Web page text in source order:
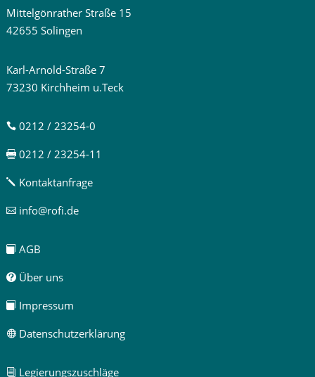
Mittelgönrather Straße 15
42655 Solingen
Karl-Arnold-Straße 7
73230 Kirchheim u.Teck
0212 / 23254-0
0212 / 23254-11
j Kontaktanfrage
info@rofi.de
 AGB
Über uns
 Impressum
Datenschutzerklärung
i Legierungszuschläge